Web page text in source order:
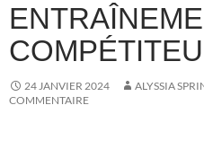
24 JANVIER 2024 ALYSSIA
COMMENTAIRE